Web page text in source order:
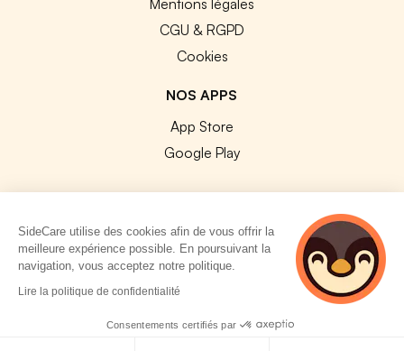
CGU & RGPD
Cookies
NOS APPS
App Store
Google Play
© 2026 SideCare. Tous droits réservés.
SideCare utilise des cookies afin de vous offrir la
meilleure expérience possible. En poursuivant la
navigation, vous acceptez notre politique.
Lire la politique de confidentialité
Consentements certifiés par
5 personnes
consultent
actuellement cette